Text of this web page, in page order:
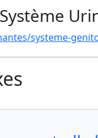
systeme-